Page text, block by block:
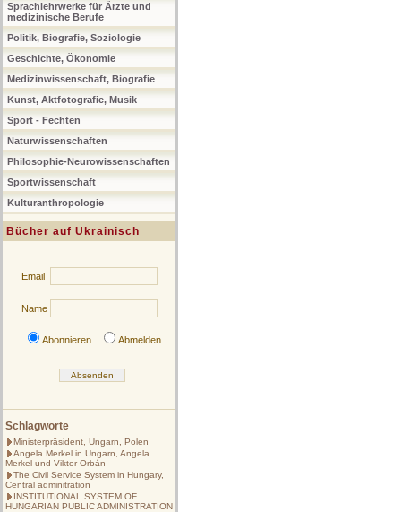
Sprachlehrwerke für Ärzte und
medizinische Berufe
Politik, Biografie, Soziologie
Geschichte, Ökonomie
Medizinwissenschaft, Biografie
Kunst, Aktfotografie, Musik
Sport - Fechten
Naturwissenschaften
Philosophie-Neurowissenschaften
Sportwissenschaft
Kulturanthropologie
Bücher auf Ukrainisch
Email
Name
Abonnieren Abmelden
Schlagworte
Ministerpräsident, Ungarn, Polen
Angela Merkel in Ungarn, Angela
Merkel und Viktor Orbán
The Civil Service System in Hungary,
Central adminitration
INSTITUTIONAL SYSTEM OF
HUNGARIAN PUBLIC ADMINISTRATION